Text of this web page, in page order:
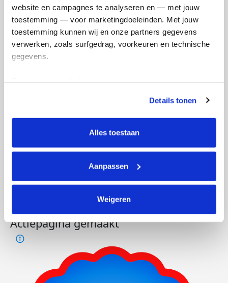
website en campagnes te analyseren en — met jouw
toestemming — voor marketingdoeleinden. Met jouw
toestemming kunnen wij en onze partners gegevens
verwerken, zoals surfgedrag, voorkeuren en technische
gegevens.
tonen. Je kunt je toestemming op elk moment wijzigen of
intrekken via Cookie instellingen onderaan de pagina. De
lijst met cookies is te vinden in het tabblad “details”.
Details tonen
Alles toestaan
Aanpassen
Weigeren
Actiepagina gemaakt